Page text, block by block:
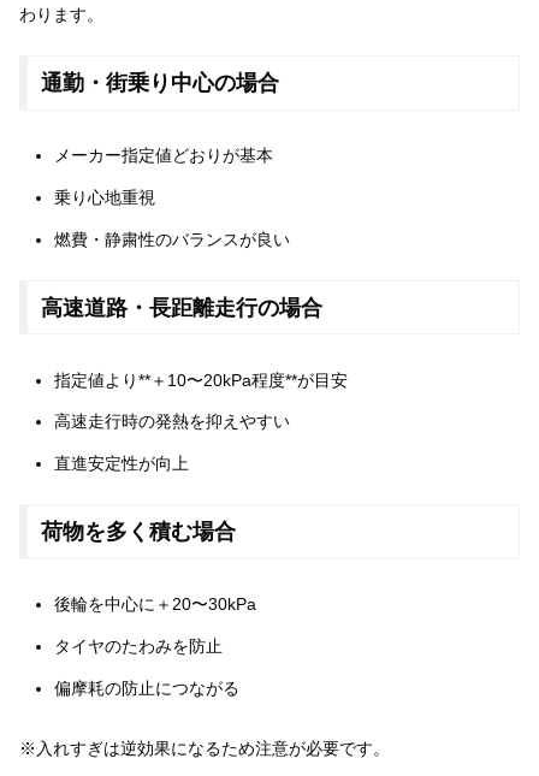
わります。
通勤・街乗り中心の場合
メーカー指定値どおりが基本
乗り心地重視
燃費・静粛性のバランスが良い
高速道路・長距離走行の場合
指定値より**＋10〜20kPa程度**が目安
高速走行時の発熱を抑えやすい
直進安定性が向上
荷物を多く積む場合
後輪を中心に＋20〜30kPa
タイヤのたわみを防止
偏摩耗の防止につながる
※入れすぎは逆効果になるため注意が必要です。